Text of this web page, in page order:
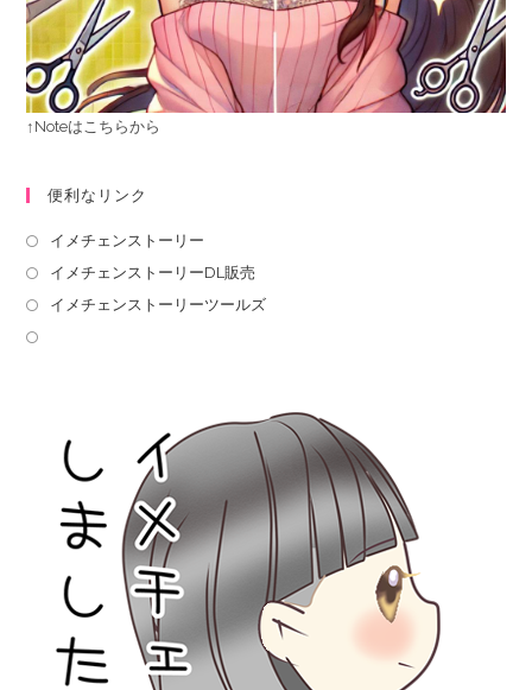
↑Noteはこちらから
便利なリンク
イメチェンストーリー
イメチェンストーリーDL販売
イメチェンストーリーツールズ